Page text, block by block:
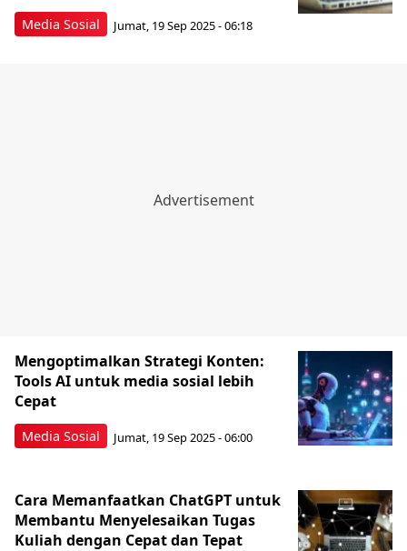
Media Sosial Jumat, 19 Sep 2025 - 06:18
Media Sosial
Mengoptimalkan Strategi Konten:
Tools AI untuk media sosial lebih
Cepat
Jumat, 19 Sep 2025 - 06:00
Cara Memanfaatkan ChatGPT untuk
Membantu Menyelesaikan Tugas
Kuliah dengan Cepat dan Tepat